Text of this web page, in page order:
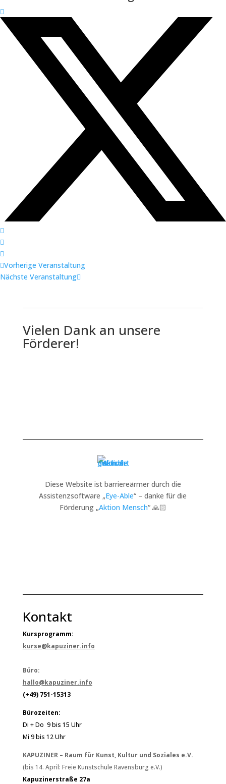
Vorherige Veranstaltung
Nächste Veranstaltung
Vielen Dank an unsere
Förderer!
Diese Website ist barriereärmer durch die
Assistenzsoftware „Eye-Able“ – danke für die
Förderung „Aktion Mensch“ 🙏🏻
Kontakt
Kursprogramm:
kurse@kapuziner.info
Büro:
hallo@kapuziner.info
(+49) 751-15313
Bürozeiten:
Di + Do 9 bis 15 Uhr
Mi 9 bis 12 Uhr
KAPUZINER – Raum für Kunst, Kultur und Soziales e.V.
(bis 14. April: Freie Kunstschule Ravensburg e.V.)
Kapuzinerstraße 27a